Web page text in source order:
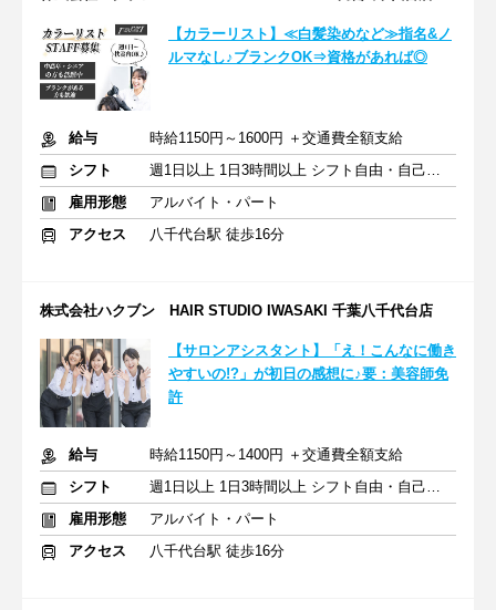
【カラーリスト】≪白髪染めなど≫指名&ノ
ルマなし♪ブランクOK⇒資格があれば◎
給与
時給1150円～1600円 ＋交通費全額支給
シフト
週1日以上 1日3時間以上 シフト自由・自己申告
雇用形態
アルバイト・パート
アクセス
八千代台駅 徒歩16分
株式会社ハクブン HAIR STUDIO IWASAKI 千葉八千代台店
【サロンアシスタント】「え！こんなに働き
やすいの!?」が初日の感想に♪要：美容師免
許
給与
時給1150円～1400円 ＋交通費全額支給
シフト
週1日以上 1日3時間以上 シフト自由・自己申告
雇用形態
アルバイト・パート
アクセス
八千代台駅 徒歩16分